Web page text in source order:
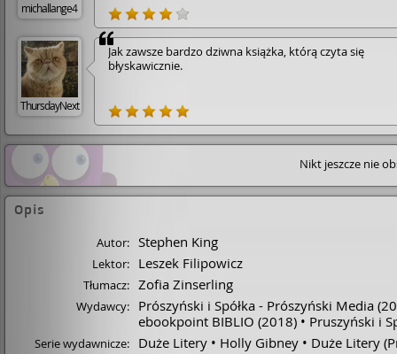
michallange4
ThursdayNext
Jak zawsze bardzo dziwna książka, którą czyta się
błyskawicznie.
Nikt jeszcze nie
Opis
Autor: Stephen King
Lektor: Leszek Filipowicz
Tłumacz: Zofia Zinserling
Wydawcy: Prószyński i Spółka - Prószyński Media
ebookpoint BIBLIO (2018) Pruszyński i
Serie wydawnicze: Duże Litery Holly Gibney Duże Litery